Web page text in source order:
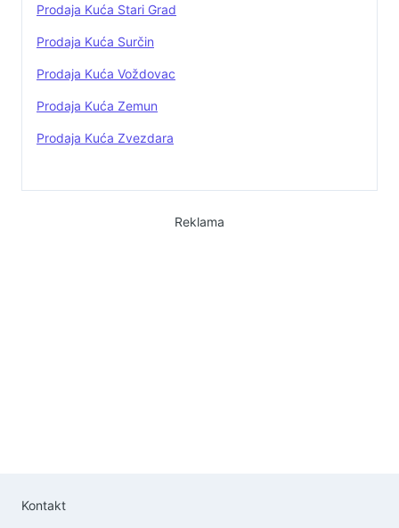
Prodaja Kuća Stari Grad
Prodaja Kuća Surčin
Prodaja Kuća Voždovac
Prodaja Kuća Zemun
Prodaja Kuća Zvezdara
Reklama
Kontakt